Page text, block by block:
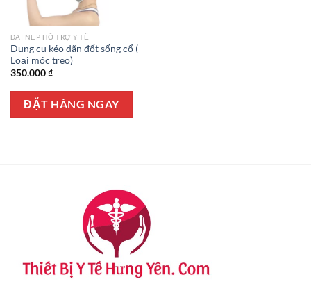
ĐAI NẸP HỖ TRỢ Y TẾ
Dụng cụ kéo dãn đốt sống cổ (
Loại móc treo)
350.000₫
ĐẶT HÀNG NGAY